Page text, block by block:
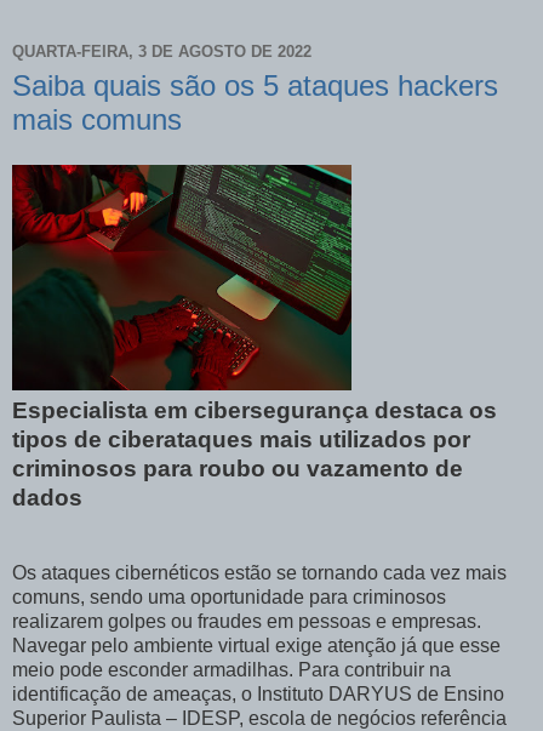
QUARTA-FEIRA, 3 DE AGOSTO DE 2022
Saiba quais são os 5 ataques hackers
mais comuns
Especialista em cibersegurança destaca os
tipos de ciberataques mais utilizados por
criminosos para roubo ou vazamento de
dados
Os ataques cibernéticos estão se tornando cada vez mais
comuns, sendo uma oportunidade para criminosos
realizarem golpes ou fraudes em pessoas e empresas.
Navegar pelo ambiente virtual exige atenção já que esse
meio pode esconder armadilhas. Para contribuir na
identificação de ameaças, o Instituto DARYUS de Ensino
Superior Paulista – IDESP, escola de negócios referência